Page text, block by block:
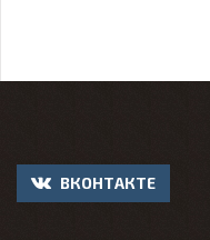
ВКОНТАКТЕ